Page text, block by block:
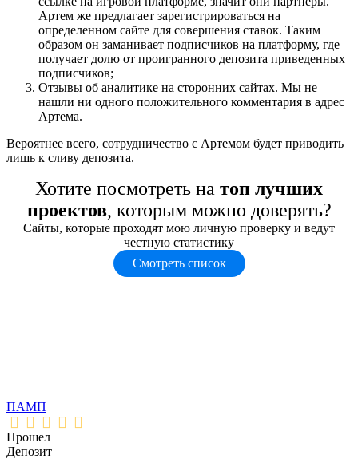
Артем же предлагает зарегистрироваться на
определенном сайте для совершения ставок. Таким
образом он заманивает подписчиков на платформу, где
получает долю от проигранного депозита приведенных
подписчиков;
Отзывы об аналитике на сторонних сайтах. Мы не
нашли ни одного положительного комментария в адрес
Артема.
Вероятнее всего, сотрудничество с Артемом будет приводить
лишь к сливу депозита.
Хотите посмотреть на топ лучших
проектов, которым можно доверять?
Сайты, которые проходят мою личную проверку и ведут
честную статистику
Смотреть список
ПАМП
Прошел
Депозит